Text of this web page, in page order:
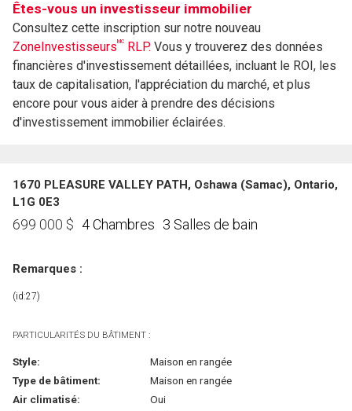
Êtes-vous un investisseur immobilier
Consultez cette inscription sur notre nouveau
ZoneInvestisseursMC RLP. Vous y trouverez des données
financières d'investissement détaillées, incluant le ROI, les
taux de capitalisation, l'appréciation du marché, et plus
encore pour vous aider à prendre des décisions
d'investissement immobilier éclairées.
1670 PLEASURE VALLEY PATH, Oshawa (Samac), Ontario,
L1G 0E3
699 000 $ 4 Chambres 3 Salles de bain
Remarques :
(id:27)
PARTICULARITÉS DU BÂTIMENT :
Style:
Maison en rangée
Type de bâtiment:
Maison en rangée
Air climatisé:
Oui